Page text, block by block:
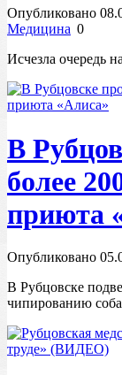
Опубликовано
Медицина 0
Исчезла очередь
В
более
приюта
Опубликовано
В Рубцовске
чипированию